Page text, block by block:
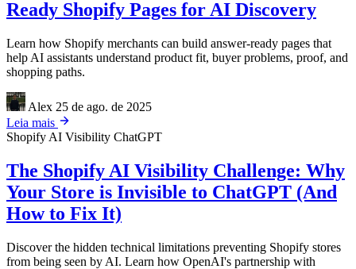
Ready Shopify Pages for AI Discovery
Learn how Shopify merchants can build answer-ready pages that
help AI assistants understand product fit, buyer problems, proof, and
shopping paths.
Alex 25 de ago. de 2025
Leia mais
Shopify AI Visibility ChatGPT
The Shopify AI Visibility Challenge: Why
Your Store is Invisible to ChatGPT (And
How to Fix It)
Discover the hidden technical limitations preventing Shopify stores
from being seen by AI. Learn how OpenAI's partnership with